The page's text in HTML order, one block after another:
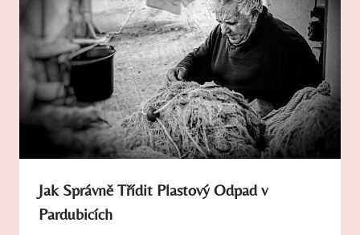
Jak Správně Třídit Plastový Odpad v
Pardubicích